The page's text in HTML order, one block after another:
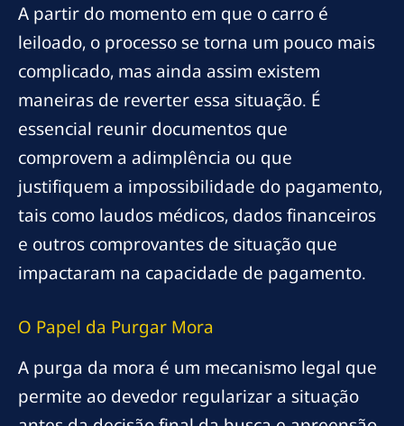
A partir do momento em que o carro é
leiloado, o processo se torna um pouco mais
complicado, mas ainda assim existem
maneiras de reverter essa situação. É
essencial reunir documentos que
comprovem a adimplência ou que
justifiquem a impossibilidade do pagamento,
tais como laudos médicos, dados financeiros
e outros comprovantes de situação que
impactaram na capacidade de pagamento.
O Papel da Purgar Mora
A purga da mora é um mecanismo legal que
permite ao devedor regularizar a situação